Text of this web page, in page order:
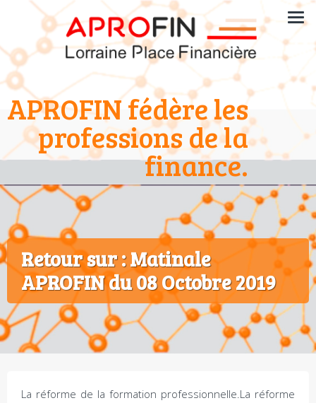
APROFIN fédère les
professions de la
finance.
Retour sur : Matinale
APROFIN du 08 Octobre 2019
La réforme de la formation professionnelle.La réforme